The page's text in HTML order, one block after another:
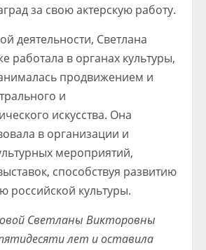
за свою актерскую работу.
деятельности, Светлана
работала в органах культуры,
продвижением и
и
искусства. Она
в организации и
мероприятий,
способствуя развитию
российской культуры.
Светланы Викторовны
лет и оставила